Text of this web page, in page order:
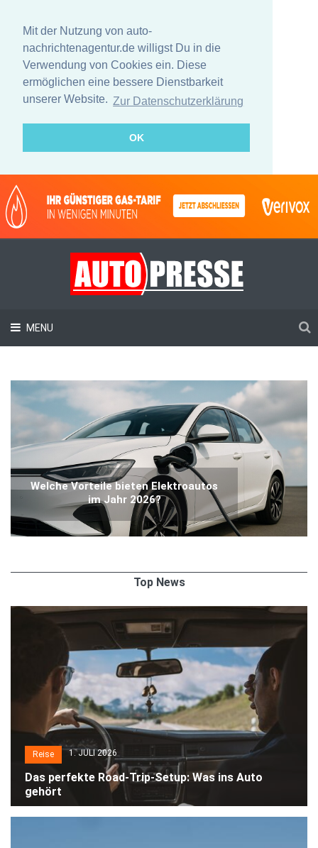
Mit der Nutzung von auto-
nachrichtenagentur.de willigst Du in die
Verwendung von Cookies ein. Diese
ermöglichen eine bessere Dienstbarkeit
unserer Website. Zur Datenschutzerklärung
OK
MENU
Welche Vorteile bieten Elektroautos
im Jahr 2026?
Top News
Reise 1. JULI 2026
Das perfekte Road-Trip-Setup: Was ins Auto
gehört